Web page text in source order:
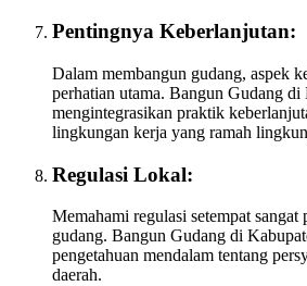
Pentingnya Keberlanjutan:
Dalam membangun gudang, aspek
perhatian utama. Bangun Gudang di
mengintegrasikan praktik
lingkungan kerja yang ramah
Regulasi Lokal:
Memahami regulasi setempat
gudang. Bangun Gudang di
pengetahuan mendalam tentang
daerah.